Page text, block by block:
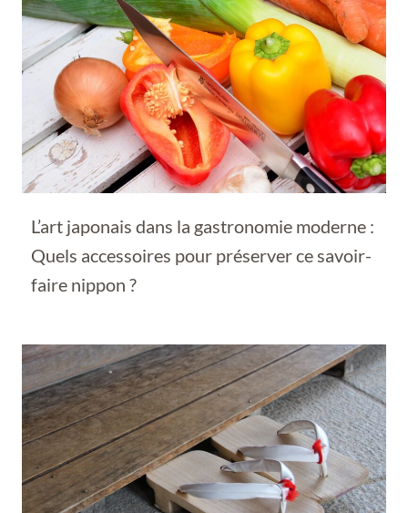
L’art japonais dans la gastronomie moderne :
Quels accessoires pour préserver ce savoir-
faire nippon ?